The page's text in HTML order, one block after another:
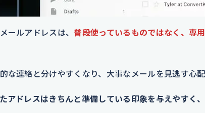
ールアドレスは、普段使っているものではなく、専
な連絡と分けやすくなり、大事なメールを見逃す心配
アドレスはきちんと準備している印象を与えやすく